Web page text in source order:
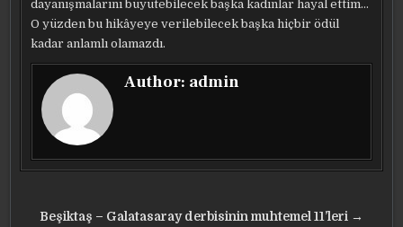
dayanışmalarını büyütebilecek başka kadınlar hayal ettim…
O yüzden bu hikâyeye verilebilecek başka hiçbir ödül
kadar anlamlı olamazdı.
Author: admin
Yazı
Beşiktaş – Galatasaray derbisinin muhtemel 11’leri →